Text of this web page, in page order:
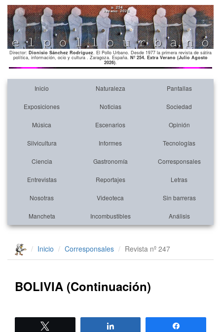
Director: Dionisio Sánchez Rodríguez. El Pollo Urbano. Desde 1977 la primera revista de sátira
política, información, ocio y cultura . Zaragoza. España. Nº 254. Extra Verano (Julio Agosto
2026).
Inicio Naturaleza Pantallas
Exposiciones Noticias Sociedad
Música Escenarios Opinión
Silvicultura Informes Tecnologías
Ciencia Gastronomía Corresponsales
Entrevistas Reportajes Letras
Nosotras Videoteca Sin barreras
Mancheta Incombustibles Análisis
Inicio Corresponsales Revista nº 247
BOLIVIA (Continuación)